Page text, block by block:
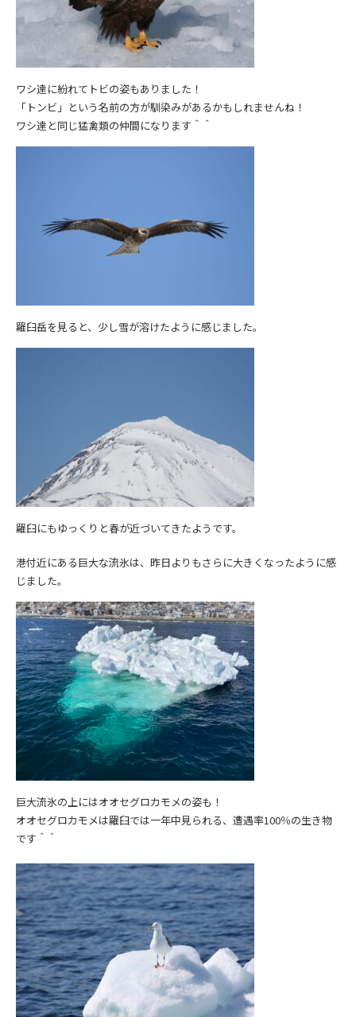
ワシ達に紛れてトビの姿もありました！
「トンビ」という名前の方が馴染みがあるかもしれませんね！
ワシ達と同じ猛禽類の仲間になります＾＾
羅臼岳を見ると、少し雪が溶けたように感じました。
羅臼にもゆっくりと春が近づいてきたようです。
港付近にある巨大な流氷は、昨日よりもさらに大きくなったように感
じました。
巨大流氷の上にはオオセグロカモメの姿も！
オオセグロカモメは羅臼では一年中見られる、遭遇率100％の生き物
です＾＾